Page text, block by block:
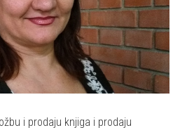
i prodaju knjiga i prodaju